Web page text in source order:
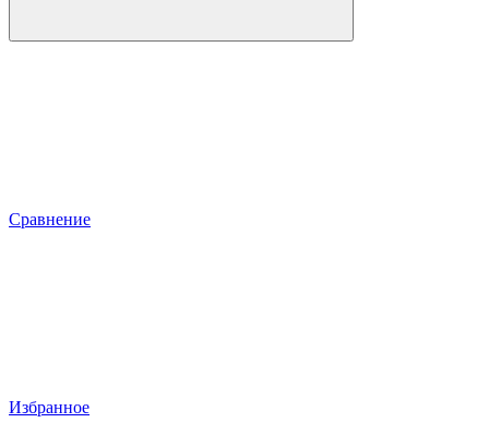
Сравнение
Избранное